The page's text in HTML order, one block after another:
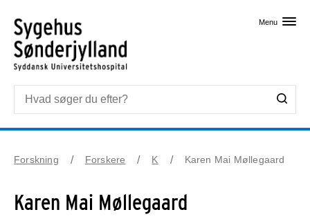
Menu
Forskning Forskere K Karen Mai Møllegaard
Karen Mai Møllegaard